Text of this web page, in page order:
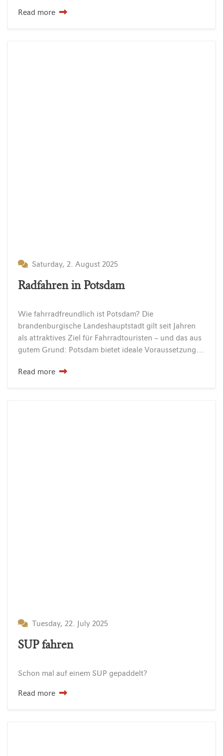
Read more
Saturday, 2. August 2025
Radfahren in Potsdam
Wie fahrradfreundlich ist Potsdam? Die
brandenburgische Landeshauptstadt gilt seit Jahren
als attraktives Ziel für Fahrradtouristen – und das aus
gutem Grund: Potsdam bietet ideale Voraussetzungen für entspannte Entdeckungstouren auf zwei Rädern. Ob entlang der Havel, durch historische Parkanlagen oder hinaus…
Read more
Tuesday, 22. July 2025
SUP fahren
Schon mal auf einem SUP gepaddelt?
Read more